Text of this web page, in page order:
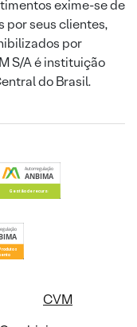
exime-se de
por seus clientes,
por
S/A é instituição
do Brasil.
CVM